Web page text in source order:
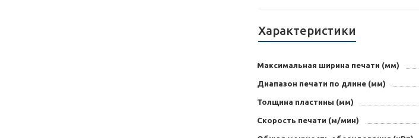
Характеристики
Максимальная ширина печати (мм)
Диапазон печати по длине (мм)
Толщина пластины (мм)
Скорость печати (м/мин)